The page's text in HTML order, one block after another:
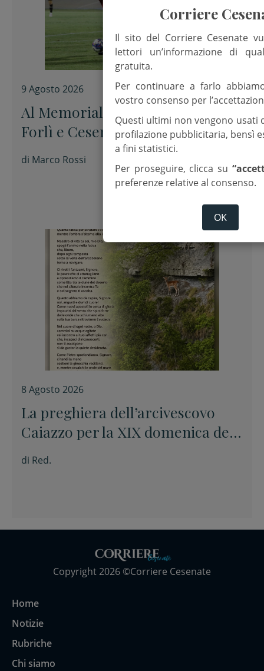
9 Agosto 2026
Al Memorial “Sirotti” 0-0 tra
Forlì e Cesena
di Marco Rossi
8 Agosto 2026
La preghiera dell’arcivescovo
Caiazzo per la XIX domenica del
Tempo ordinario
di Red.
Copyright 2026 ©Corriere Cesenate
Home
Notizie
Rubriche
Chi siamo
Corriere
Il sito del Corriere Cesenate
lettori un’informazione di
gratuita.
Per continuare a farlo
vostro consenso per
Questi ultimi non vengono usati
profilazione pubblicitaria, bensì
a fini statistici.
Per proseguire, clicca su
preferenze relative al consenso.
OK